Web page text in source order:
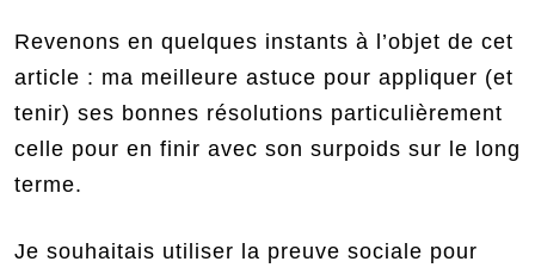
Revenons en quelques instants à l’objet de cet
article : ma meilleure astuce pour appliquer (et
tenir) ses bonnes résolutions particulièrement
celle pour en finir avec son surpoids sur le long
terme.
Je souhaitais utiliser la preuve sociale pour